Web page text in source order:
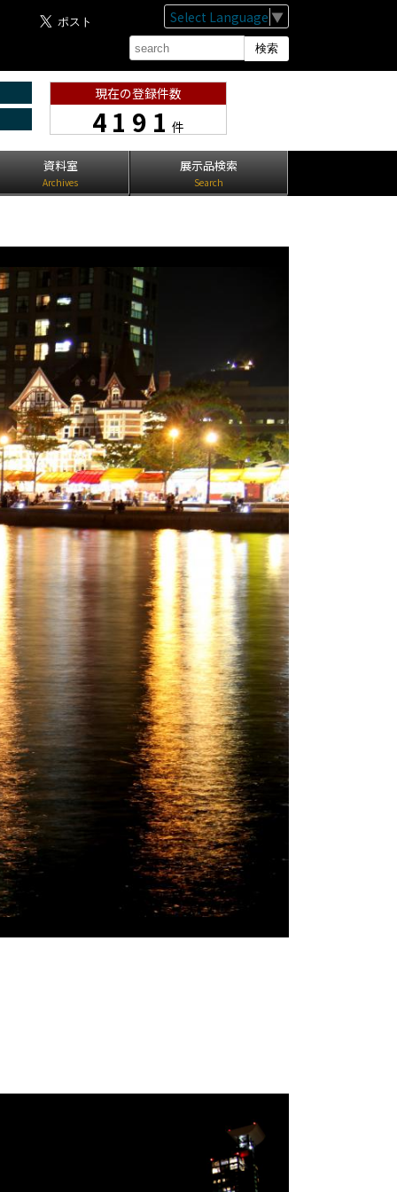
Select Language ▼
現在の登録件数
4191件
資料室
Archives
展示品検索
Search